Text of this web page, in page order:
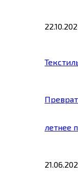
летнее